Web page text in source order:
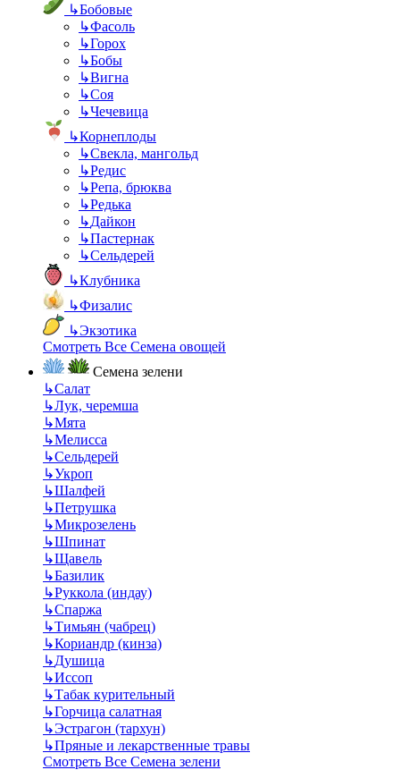
↳Бобовые
↳Фасоль
↳Горох
↳Бобы
↳Вигна
↳Соя
↳Чечевица
↳Корнеплоды
↳Свекла, мангольд
↳Редис
↳Репа, брюква
↳Редька
↳Дайкон
↳Пастернак
↳Сельдерей
↳Клубника
↳Физалис
↳Экзотика
Смотреть Все Семена овощей
Семена зелени
↳Салат
↳Лук, черемша
↳Мята
↳Мелисса
↳Сельдерей
↳Укроп
↳Шалфей
↳Петрушка
↳Микрозелень
↳Шпинат
↳Щавель
↳Базилик
↳Руккола (индау)
↳Спаржа
↳Тимьян (чабрец)
↳Кориандр (кинза)
↳Душица
↳Иссоп
↳Табак курительный
↳Горчица салатная
↳Эстрагон (тархун)
↳Пряные и лекарственные травы
Смотреть Все Семена зелени